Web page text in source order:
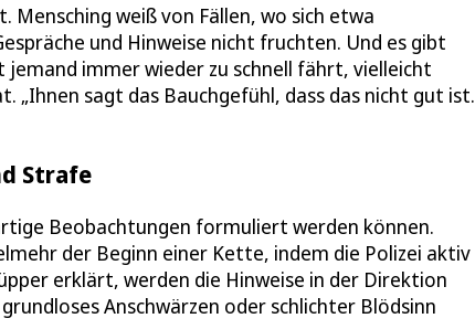
Mensching weiß von Fällen, wo sich etwa
und Hinweise nicht fruchten. Und es gibt
immer wieder zu schnell fährt, vielleicht
sagt das Bauchgefühl, dass das nicht gut ist.
Strafe
Beobachtungen formuliert werden können.
der Beginn einer Kette, indem die Polizei aktiv
erklärt, werden die Hinweise in der Direktion
Anschwärzen oder schlichter Blödsinn